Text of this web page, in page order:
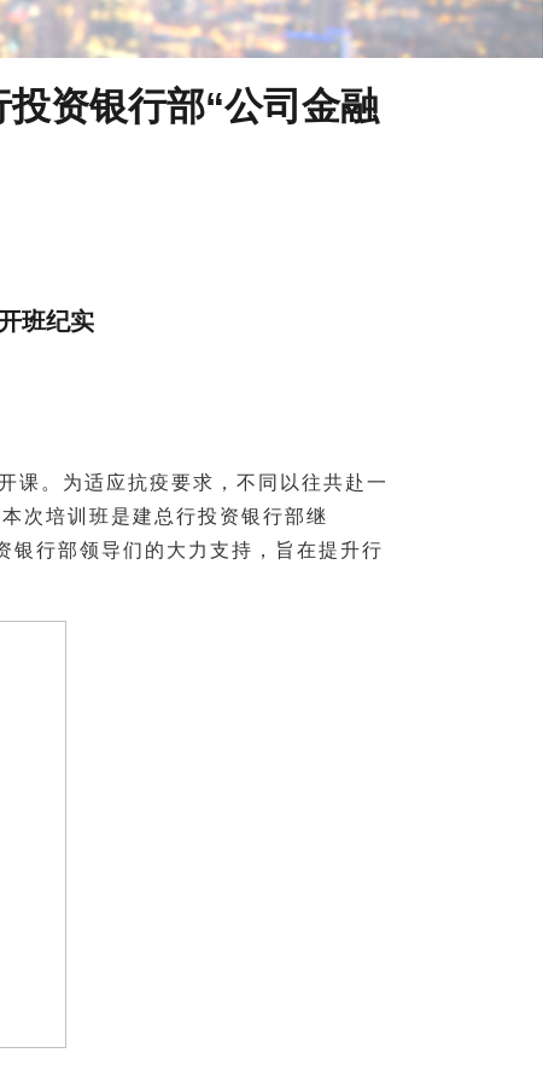
资银行部“公司金融
班纪实
课。为适应抗疫要求，不同以往共赴一
次培训班是建总行投资银行部继
行部领导们的大力支持，旨在提升行